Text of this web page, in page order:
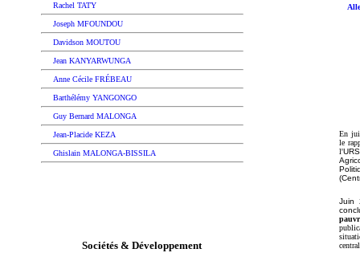
Rachel TATY
Joseph MFOUNDOU
Davidson MOUTOU
Jean KANYARWUNGA
Anne Cécile FRÉBEAU
Barthélémy YANGONGO
Guy Bernard MALONGA
Jean-Placide KEZA
Ghislain MALONGA-BISSILA
Sociétés & Développement
En
le
l'
Juin